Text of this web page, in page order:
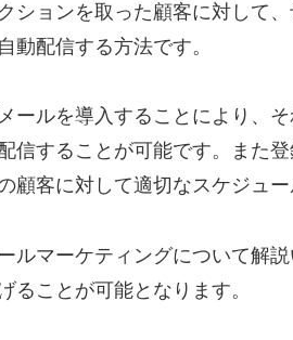
ションを取った顧客に対して
動配信する方法です。
ールを導入することにより、
信することが可能です。また
顧客に対して適切なスケジュ
ルマーケティングについて解
ることが可能となります。